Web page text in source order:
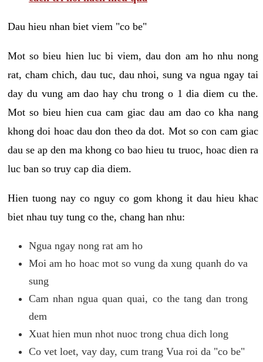
Dau hieu nhan biet viem "co be"
Mot so bieu hien luc bi viem, dau don am ho nhu nong
rat, cham chich, dau tuc, dau nhoi, sung va ngua ngay tai
day du vung am dao hay chu trong o 1 dia diem cu the.
Mot so bieu hien cua cam giac dau am dao co kha nang
khong doi hoac dau don theo da dot. Mot so con cam giac
dau se ap den ma khong co bao hieu tu truoc, hoac dien ra
luc ban so truy cap dia diem.
Hien tuong nay co nguy co gom khong it dau hieu khac
biet nhau tuy tung co the, chang han nhu:
Ngua ngay nong rat am ho
Moi am ho hoac mot so vung da xung quanh do va
sung
Cam nhan ngua quan quai, co the tang dan trong
dem
Xuat hien mun nhot nuoc trong chua dich long
Co vet loet, vay day, cum trang Vua roi da "co be"